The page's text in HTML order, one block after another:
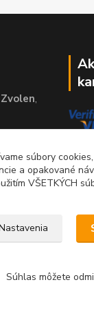
,
súbory
a opakované
VŠETKÝCH
Súhlas môžete